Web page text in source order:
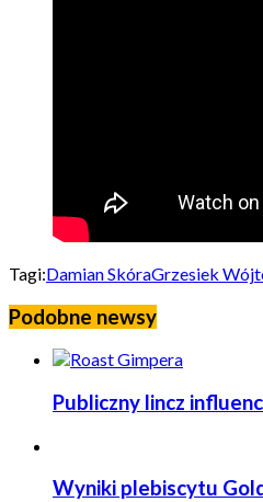
Tagi:Damian SkóraGrzesiek
Podobne newsy
Publiczny lincz
Wyniki plebiscytu